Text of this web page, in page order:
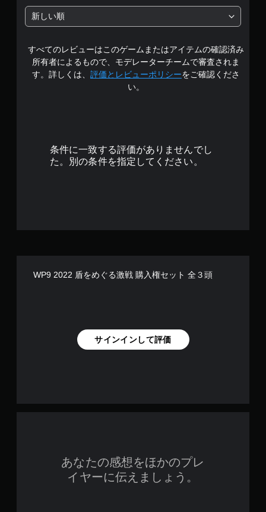
の
5
で
す
新しい順
すべてのレビューはこのゲームまたはアイテムの確認済み
所有者によるもので、モデレーターチームで審査されま
す。詳しくは、 評価とレビューポリシーをご確認くださ
い。
条件に一致する評価がありませんでし
た。別の条件を指定してください。
WP9 2022 盾をめぐる激戦 購入権セット 全３頭
サインインして評価
あなたの感想をほかのプレ
イヤーに伝えましょう。